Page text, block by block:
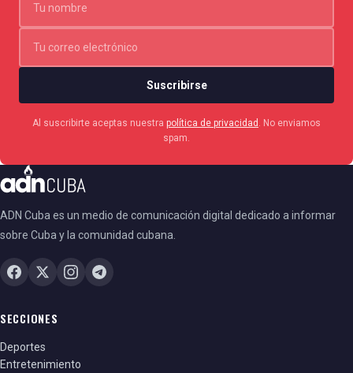
Suscribirse
Al suscribirte aceptas nuestra política de privacidad
. No enviamos
spam.
ADN Cuba es un medio de comunicación digital dedicado a informar
sobre Cuba y la comunidad cubana.
SECCIONES
Deportes
Entretenimiento